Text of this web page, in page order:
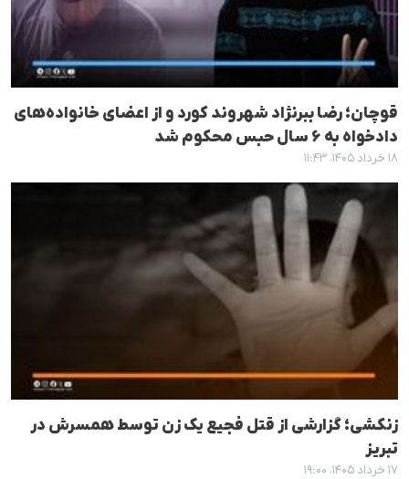
قوچان؛ رضا ببرنژاد شهروند کورد و از اعضای خانواده‌های
دادخواه به ۶ سال حبس محکوم شد
۱۸ خرداد ۱۴۰۵، ۱۱:۴۳
زنکشی؛ گزارشی از قتل فجیع یک زن توسط همسرش در
تبریز
۱۷ خرداد ۱۴۰۵، ۱۹:۰۰